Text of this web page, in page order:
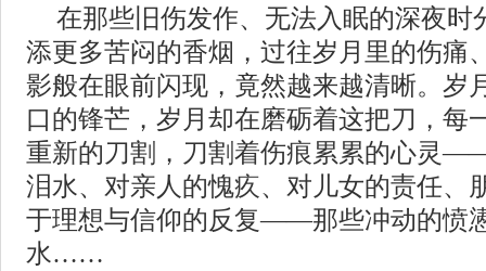
在那些旧伤发作、无法入眠的深夜时
添更多苦闷的香烟，过往岁月里的伤痛
影般在眼前闪现，竟然越来越清晰。岁
口的锋芒，岁月却在磨砺着这把刀，每
重新的刀割，刀割着伤痕累累的心灵
泪水、对亲人的愧疚、对儿女的责任、
于理想与信仰的反复——那些冲动的愤
水……